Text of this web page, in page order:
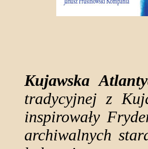
Kujawska
tradycyjnej z
inspirowały
archiwalnych